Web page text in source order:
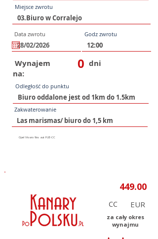
Miejsce zwrotu
Data zwrotu Godz zwrotu
Wynajem
na:
0 dni
Odległość do punktu
Zakwaterowanie
CC
za cały okres
wynajmu